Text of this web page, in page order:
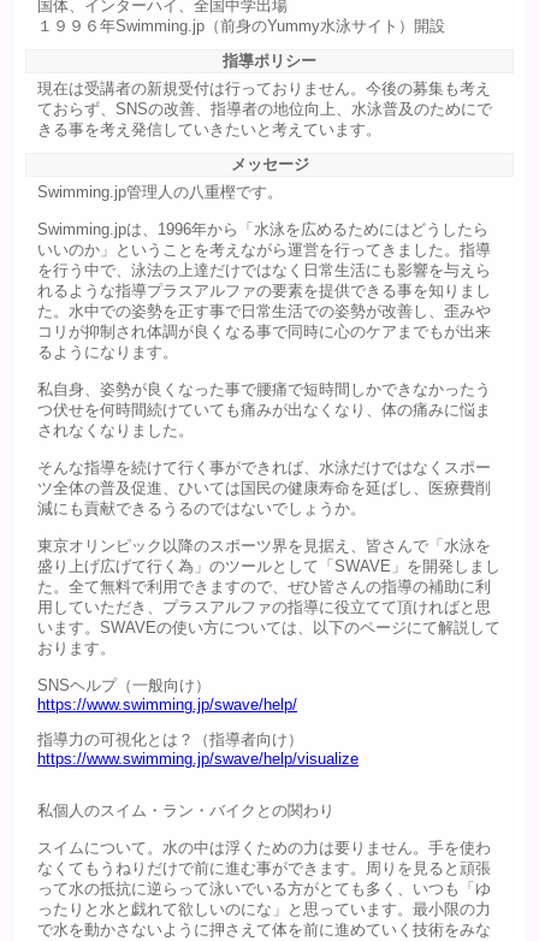
国体、インターハイ、全国中学出場
１９９６年Swimming.jp（前身のYummy水泳サイト）開設
指導ポリシー
現在は受講者の新規受付は行っておりません。今後の募集も考え
ておらず、SNSの改善、指導者の地位向上、水泳普及のためにで
きる事を考え発信していきたいと考えています。
メッセージ
Swimming.jp管理人の八重樫です。
Swimming.jpは、1996年から「水泳を広めるためにはどうしたら
いいのか」ということを考えながら運営を行ってきました。指導
を行う中で、泳法の上達だけではなく日常生活にも影響を与えら
れるような指導プラスアルファの要素を提供できる事を知りまし
た。水中での姿勢を正す事で日常生活での姿勢が改善し、歪みや
コリが抑制され体調が良くなる事で同時に心のケアまでもが出来
るようになります。
私自身、姿勢が良くなった事で腰痛で短時間しかできなかったう
つ伏せを何時間続けていても痛みが出なくなり、体の痛みに悩ま
されなくなりました。
そんな指導を続けて行く事ができれば、水泳だけではなくスポー
ツ全体の普及促進、ひいては国民の健康寿命を延ばし、医療費削
減にも貢献できるうるのではないでしょうか。
東京オリンピック以降のスポーツ界を見据え、皆さんで「水泳を
盛り上げ広げて行く為」のツールとして「SWAVE」を開発しまし
た。全て無料で利用できますので、ぜひ皆さんの指導の補助に利
用していただき、プラスアルファの指導に役立てて頂ければと思
います。SWAVEの使い方については、以下のページにて解説して
おります。
SNSヘルプ（一般向け）
https://www.swimming.jp/swave/help/
指導力の可視化とは？（指導者向け）
https://www.swimming.jp/swave/help/visualize
私個人のスイム・ラン・バイクとの関わり
スイムについて。水の中は浮くための力は要りません。手を使わ
なくてもうねりだけで前に進む事ができます。周りを見ると頑張
って水の抵抗に逆らって泳いでいる方がとても多く、いつも「ゆ
ったりと水と戯れて欲しいのにな」と思っています。最小限の力
で水を動かさないように押さえて体を前に進めていく技術をみな